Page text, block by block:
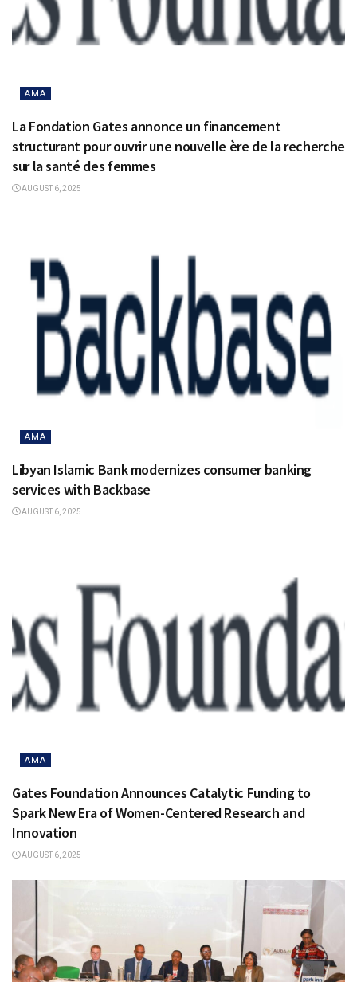
AMA
La Fondation Gates annonce un financement
structurant pour ouvrir une nouvelle ère de la recherche
sur la santé des femmes
AUGUST 6, 2025
AMA
Libyan Islamic Bank modernizes consumer banking
services with Backbase
AUGUST 6, 2025
AMA
Gates Foundation Announces Catalytic Funding to
Spark New Era of Women-Centered Research and
Innovation
AUGUST 6, 2025